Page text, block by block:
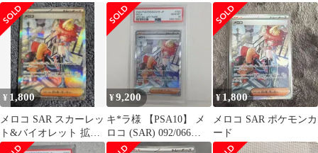
ット 拡張パック 古代の
咆哮 0
パック 古代の咆哮
092/0…
ト 拡張パック 古代の咆
哮 09
¥ 1,800
メロコ SAR スカーレッ
ト&バイオレット 拡張
パック 古代の咆哮
¥9,200
キ*ラ様 【PSA10】 メ
ロコ (SAR) 092/066
SV4K/古代の咆
¥ 1,800
メロコ SAR ポケモンカ
ード